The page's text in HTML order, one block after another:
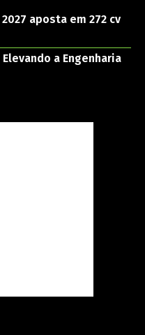
aposta em 272 cv
a Engenharia